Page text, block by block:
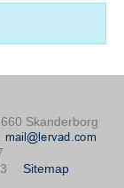
Skanderborg
Sitemap